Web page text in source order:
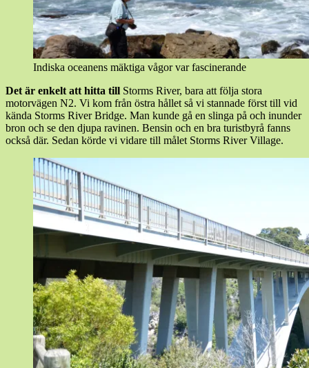
Indiska oceanens mäktiga vågor var fascinerande
Det är enkelt att hitta till Storms River, bara att följa stora
motorvägen N2. Vi kom från östra hållet så vi stannade först till vid
kända Storms River Bridge. Man kunde gå en slinga på och inunder
bron och se den djupa ravinen. Bensin och en bra turistbyrå fanns
också där. Sedan körde vi vidare till målet Storms River Village.